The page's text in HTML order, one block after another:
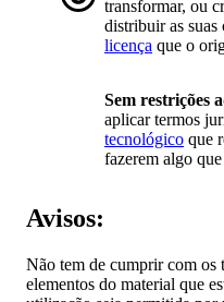
transformar, ou
distribuir as
licença que o
Sem restrições
aplicar termos
tecnológico que
fazerem algo
Avisos:
Não tem de cumprir com os
elementos do material que